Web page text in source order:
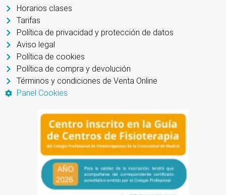
Horarios clases
Tarifas
Política de privacidad y protección de datos
Aviso legal
Política de cookies
Política de compra y devolución
Términos y condiciones de Venta Online
Panel Cookies